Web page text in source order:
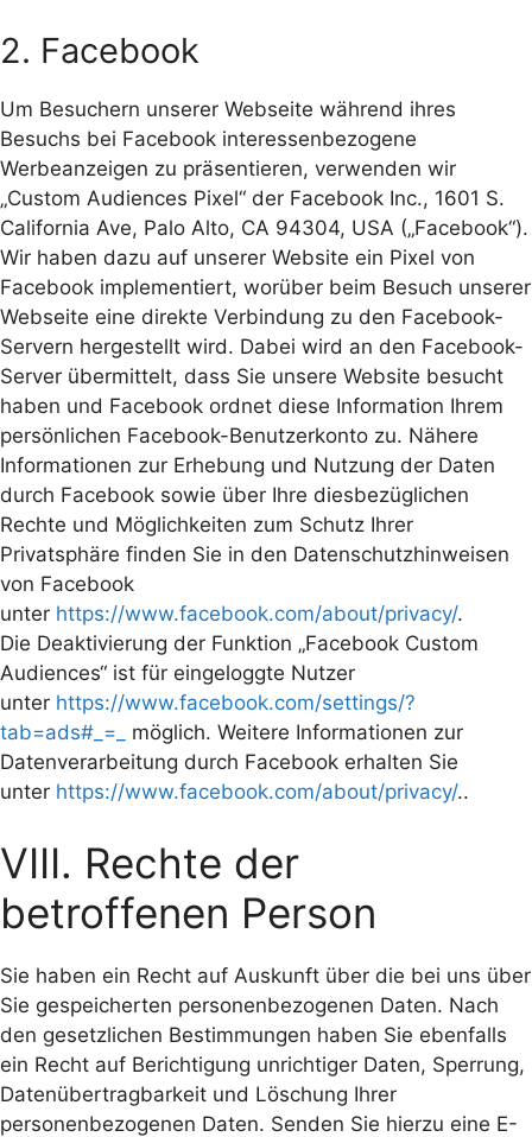
2. Facebook
Um Besuchern unserer Webseite während ihres
Besuchs bei Facebook interessenbezogene
Werbeanzeigen zu präsentieren, verwenden wir
„Custom Audiences Pixel“ der Facebook Inc., 1601 S.
California Ave, Palo Alto, CA 94304, USA („Facebook“).
Wir haben dazu auf unserer Website ein Pixel von
Facebook implementiert, worüber beim Besuch unserer
Webseite eine direkte Verbindung zu den Facebook-
Servern hergestellt wird. Dabei wird an den Facebook-
Server übermittelt, dass Sie unsere Website besucht
haben und Facebook ordnet diese Information Ihrem
persönlichen Facebook-Benutzerkonto zu. Nähere
Informationen zur Erhebung und Nutzung der Daten
durch Facebook sowie über Ihre diesbezüglichen
Rechte und Möglichkeiten zum Schutz Ihrer
Privatsphäre finden Sie in den Datenschutzhinweisen
von Facebook
unter https://www.facebook.com/about/privacy/.
Die Deaktivierung der Funktion „Facebook Custom
Audiences“ ist für eingeloggte Nutzer
unter https://www.facebook.com/settings/?
tab=ads#_=_
möglich. Weitere Informationen zur
Datenverarbeitung durch Facebook erhalten Sie
unter https://www.facebook.com/about/privacy/..
VIII. Rechte der
betroffenen Person
Sie haben ein Recht auf Auskunft über die bei uns über
Sie gespeicherten personenbezogenen Daten. Nach
den gesetzlichen Bestimmungen haben Sie ebenfalls
ein Recht auf Berichtigung unrichtiger Daten, Sperrung,
Datenübertragbarkeit und Löschung Ihrer
personenbezogenen Daten. Senden Sie hierzu eine E-